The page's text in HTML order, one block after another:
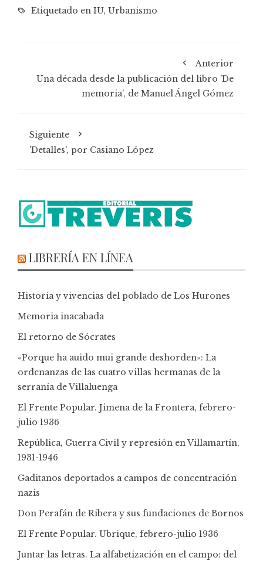
Etiquetado en IU, Urbanismo
Anterior
Una década desde la publicación del libro 'De
memoria', de Manuel Ángel Gómez
Siguiente
'Detalles', por Casiano López
LIBRERÍA EN LÍNEA
Historia y vivencias del poblado de Los Hurones
Memoria inacabada
El retorno de Sócrates
«Porque ha auido mui grande deshorden»: La
ordenanzas de las cuatro villas hermanas de la
serranía de Villaluenga
El Frente Popular. Jimena de la Frontera, febrero-
julio 1936
República, Guerra Civil y represión en Villamartín,
1931-1946
Gaditanos deportados a campos de concentración
nazis
Don Perafán de Ribera y sus fundaciones de Bornos
El Frente Popular. Ubrique, febrero-julio 1936
Juntar las letras. La alfabetización en el campo: del